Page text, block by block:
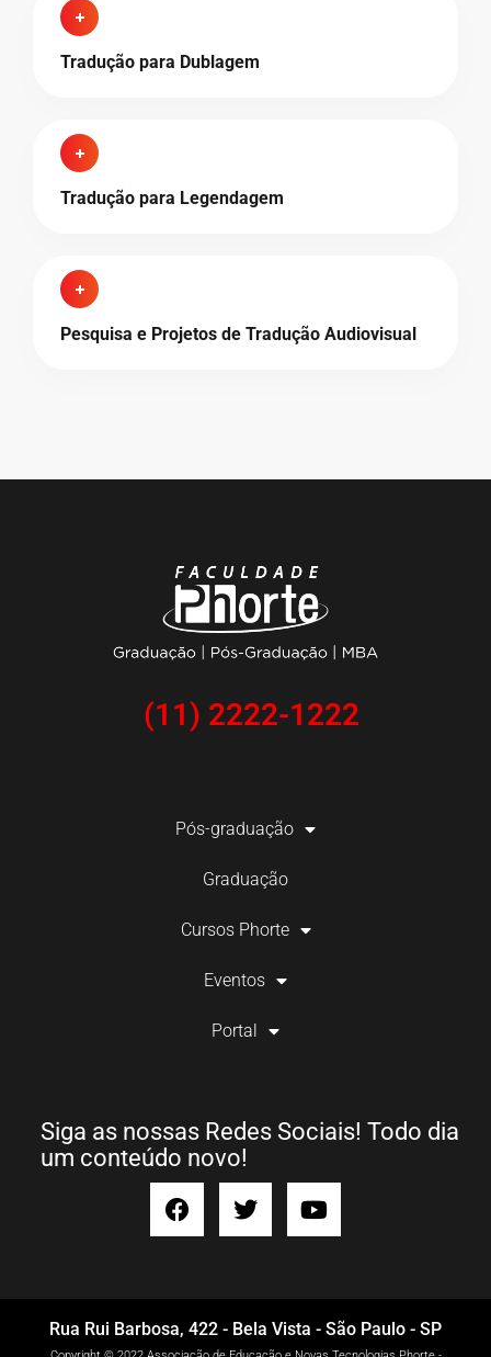
Tradução para Dublagem
Tradução para Legendagem
Pesquisa e Projetos de Tradução Audiovisual
(11) 2222-1222
Pós-graduação
Graduação
Cursos Phorte
Eventos
Portal
Siga as nossas Redes Sociais! Todo dia
um conteúdo novo!
Rua Rui Barbosa, 422 - Bela Vista - São Paulo - SP